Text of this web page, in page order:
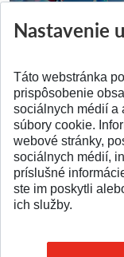
Pridané 28.07.2026
Nastavenie
Táto webstránka
prispôsobenie
sociálnych médií a
súbory cookie.
webové stránky,
sociálnych médií,
príslušné
ste im poskytli
ich služby.